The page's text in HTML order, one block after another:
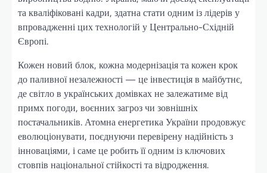
та кваліфіковані кадри, здатна стати одним із лідерів у
впровадженні цих технологій у Центрально-Східній
Європі.
Кожен новий блок, кожна модернізація та кожен крок
до паливної незалежності — це інвестиція в майбутнє,
де світло в українських домівках не залежатиме від
примх погоди, воєнних загроз чи зовнішніх
постачальників. Атомна енергетика України продовжує
еволюціонувати, поєднуючи перевірену надійність з
інноваціями, і саме це робить її одним із ключових
стовпів національної стійкості та відродження.